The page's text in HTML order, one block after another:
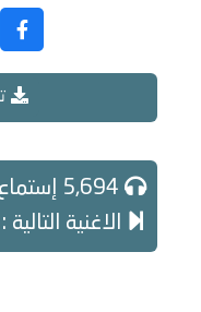
الاغنية